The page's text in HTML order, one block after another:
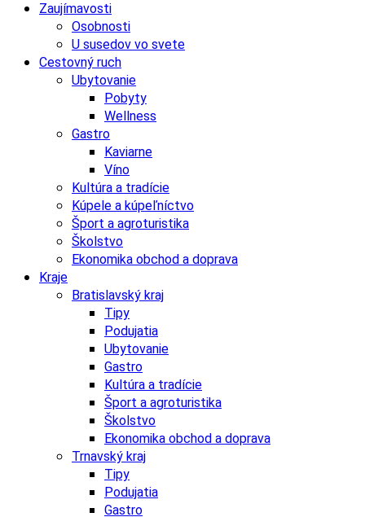
Zaujímavosti
Osobnosti
U susedov vo svete
Cestovný ruch
Ubytovanie
Pobyty
Wellness
Gastro
Kaviarne
Víno
Kultúra a tradície
Kúpele a kúpeľníctvo
Šport a agroturistika
Školstvo
Ekonomika obchod a doprava
Kraje
Bratislavský kraj
Tipy
Podujatia
Ubytovanie
Gastro
Kultúra a tradície
Šport a agroturistika
Školstvo
Ekonomika obchod a doprava
Trnavský kraj
Tipy
Podujatia
Gastro